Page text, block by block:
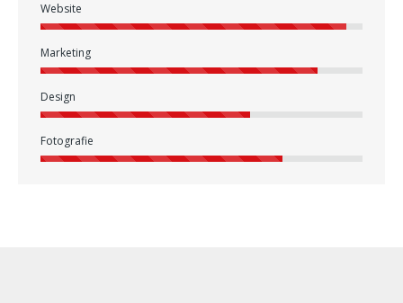
Website
Marketing
Design
Fotografie